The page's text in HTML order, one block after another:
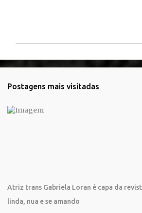
n
r
Postagens mais visitadas
Atriz trans Gabriela Loran é capa da
linda, nua e se amando